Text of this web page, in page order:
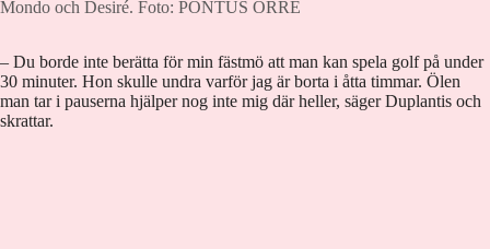
Mondo och Desiré. Foto: PONTUS ORRE
– Du borde inte berätta för min fästmö att man kan spela golf på under
30 minuter. Hon skulle undra varför jag är borta i åtta timmar. Ölen
man tar i pauserna hjälper nog inte mig där heller, säger Duplantis och
skrattar.